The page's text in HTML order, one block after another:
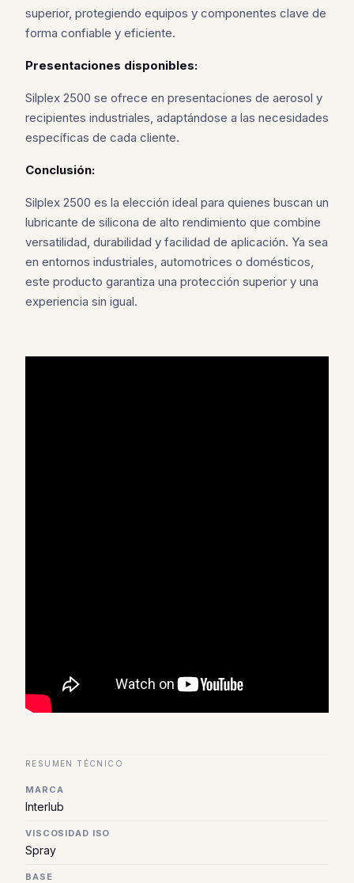
superior, protegiendo equipos y componentes clave de
forma confiable y eficiente.
Presentaciones disponibles:
Silplex 2500 se ofrece en presentaciones de aerosol y
recipientes industriales, adaptándose a las necesidades
específicas de cada cliente.
Conclusión:
Silplex 2500 es la elección ideal para quienes buscan un
lubricante de silicona de alto rendimiento que combine
versatilidad, durabilidad y facilidad de aplicación. Ya sea
en entornos industriales, automotrices o domésticos,
este producto garantiza una protección superior y una
experiencia sin igual.
RESUMEN TÉCNICO
MARCA
Interlub
VISCOSIDAD ISO
Spray
BASE